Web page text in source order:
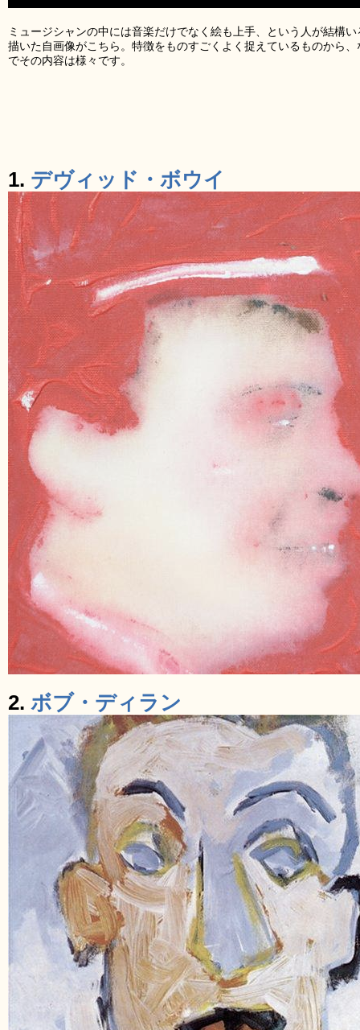
ミュージシャンの中には音楽だけでなく絵も上手、という人が結構
描いた自画像がこちら。特徴をものすごくよく捉えているものから
でその内容は様々です。
1. デヴィッド・ボウイ
2. ボブ・ディラン